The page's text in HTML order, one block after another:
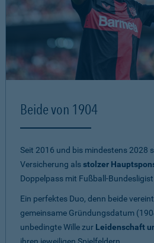
Beide von 1904
Seit 2016 und bis mindestens 2028
Versicherung alsstolzer
Doppelpass mit Fußball-
Ein perfektes Duo, denn beide
gemeinsame Gründungsdatum
unbedingte Wille zur Leidenschaft
ihren jeweiligen Spielfeldern.